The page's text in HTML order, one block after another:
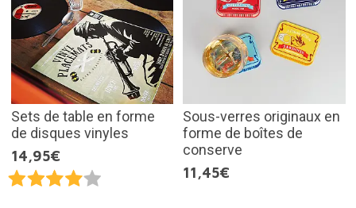
Sets de table en forme
de disques vinyles
14,95€
Sous-verres originaux en
forme de boîtes de
conserve
11,45€